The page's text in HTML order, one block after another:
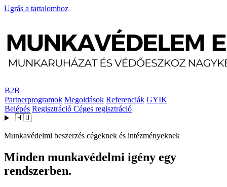
Ugrás a tartalomhoz
B2B
Partnerprogramok Megoldások Referenciák GYIK
Belépés Regisztráció Céges regisztráció
🇭🇺
Munkavédelmi beszerzés cégeknek és intézményeknek
Minden munkavédelmi igény egy
rendszerben.